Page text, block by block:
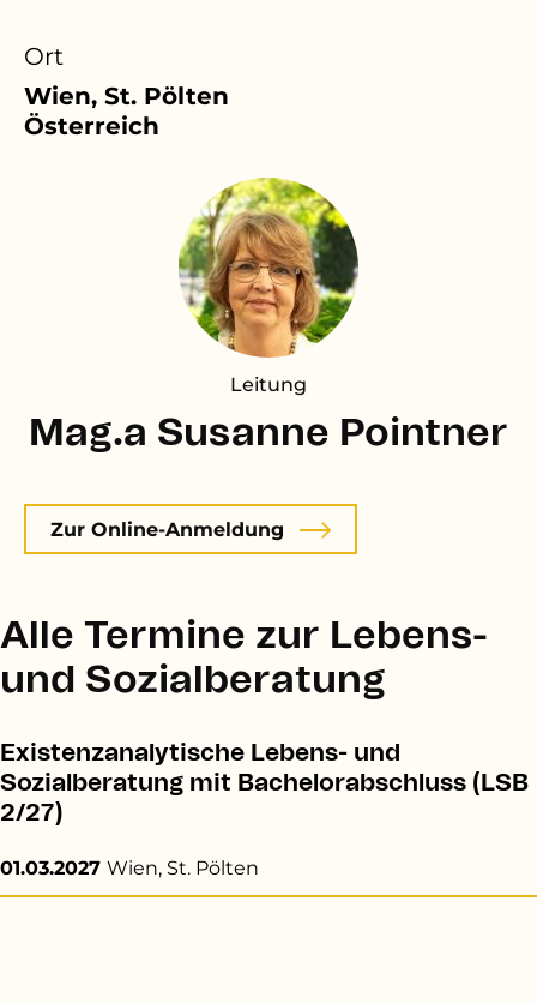
Ort
Wien, St. Pölten
Österreich
Leitung
Mag.a Susanne Pointner
Zur Online-Anmeldung
Alle Termine zur Lebens-
und Sozialberatung
Existenzanalytische Lebens- und
Sozialberatung mit Bachelorabschluss (LSB
2/27)
01.03.2027 Wien, St. Pölten